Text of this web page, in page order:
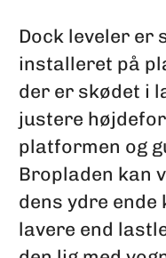
Dock leveler er
installeret på
der er skødet i
justere
platformen og
Bropladen kan
dens ydre
lavere end